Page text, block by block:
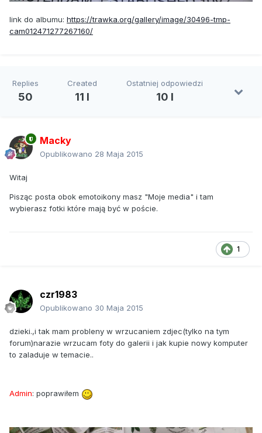
link do albumu: https://trawka.org/gallery/image/30496-tmp-
cam012471277267160/
Replies
50
Created
11 l
Ostatniej odpowiedzi
10 l
Macky
Opublikowano 28 Maja 2015
Witaj
Pisząc posta obok emotoikony masz "Moje media" i tam
wybierasz fotki które mają być w poście.
1
czr1983
Opublikowano 30 Maja 2015
dzieki.,i tak mam probleny w wrzucaniem zdjec(tylko na tym
forum)narazie wrzucam foty do galerii i jak kupie nowy komputer
to zaladuje w temacie..
Admin: poprawiłem